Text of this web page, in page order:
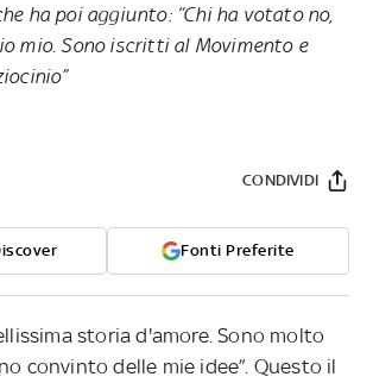
ha poi aggiunto: “Chi ha votato no,
mio. Sono iscritti al Movimento e
Fonti Preferite
CONDIVIDI
storia d'amore. Sono molto
convinto delle mie idee”. Questo il